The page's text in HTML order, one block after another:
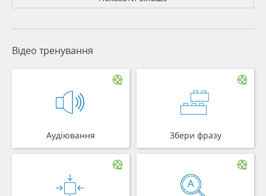
Відео тренування
Аудіювання Збери фразу